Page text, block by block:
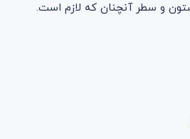
و سطر آنچنان که لازم است.